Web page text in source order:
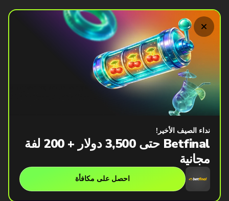
نداء الصيف الأخير!
Betfinal حتى 3,500 دولار + 200 لفة
مجانية
احصل على مكافأة